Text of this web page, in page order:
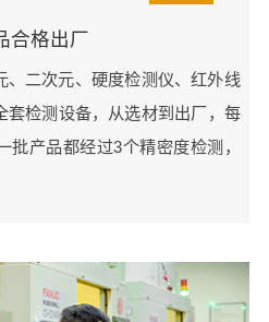
合格出厂
、二次元、硬度检测仪、红外线
套检测设备，从选材到出厂，每
批产品都经过3个精密度检测，